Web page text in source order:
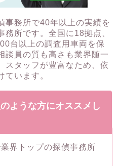
事務所で40年以上の実績を
務所です。全国に18拠点、
台以上の調査用車両を保
談員の質も高さも業界随一
スタッフが豊富なため、依
ています。
ような方にオススメし
界トップの探偵事務所